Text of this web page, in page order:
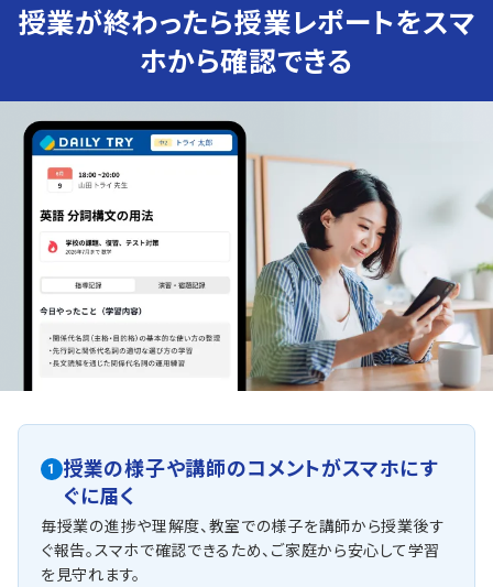
授業が終わったら授業レポートをスマ
ホから確認できる
1
授業の様子や講師のコメントがスマホにす
ぐに届く
毎授業の進捗や理解度、教室での様子を講師から授業後す
ぐ報告。スマホで確認できるため、ご家庭から安心して学習
を見守れます。